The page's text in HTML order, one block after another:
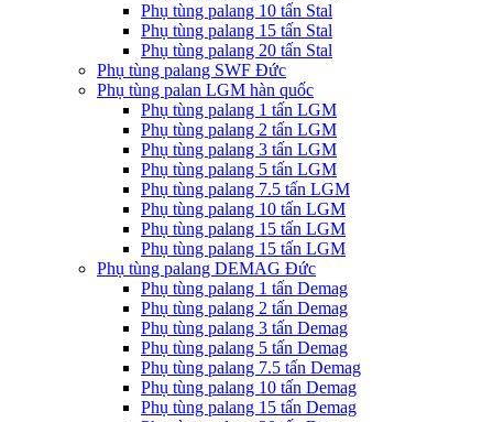
Phụ tùng palang 10 tấn Stal
Phụ tùng palang 15 tấn Stal
Phụ tùng palang 20 tấn Stal
Phụ tùng palang SWF Đức
Phụ tùng palan LGM hàn quốc
Phụ tùng palang 1 tấn LGM
Phụ tùng palang 2 tấn LGM
Phụ tùng palang 3 tấn LGM
Phụ tùng palang 5 tấn LGM
Phụ tùng palang 7.5 tấn LGM
Phụ tùng palang 10 tấn LGM
Phụ tùng palang 15 tấn LGM
Phụ tùng palang 15 tấn LGM
Phụ tùng palang DEMAG Đức
Phụ tùng palang 1 tấn Demag
Phụ tùng palang 2 tấn Demag
Phụ tùng palang 3 tấn Demag
Phụ tùng palang 5 tấn Demag
Phụ tùng palang 7.5 tấn Demag
Phụ tùng palang 10 tấn Demag
Phụ tùng palang 15 tấn Demag